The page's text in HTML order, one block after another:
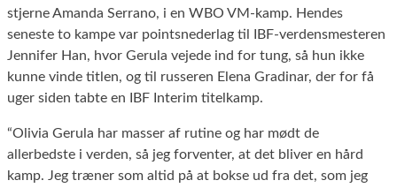
stjerne Amanda Serrano, i en WBO VM-kamp. Hendes
seneste to kampe var pointsnederlag til IBF-verdensmesteren
Jennifer Han, hvor Gerula vejede ind for tung, så hun ikke
kunne vinde titlen, og til russeren Elena Gradinar, der for få
uger siden tabte en IBF Interim titelkamp.
“Olivia Gerula har masser af rutine og har mødt de
allerbedste i verden, så jeg forventer, at det bliver en hård
kamp. Jeg træner som altid på at bokse ud fra det, som jeg